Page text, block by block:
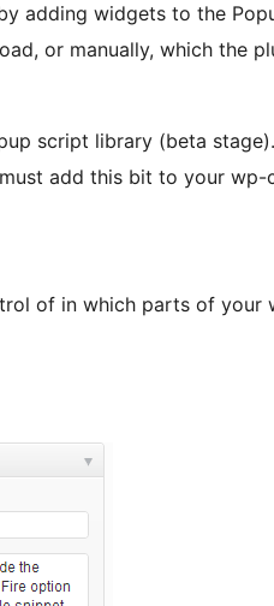
adding widgets to the
or manually, which the
script library (beta
add this bit to your wp-
of in which parts of your